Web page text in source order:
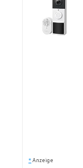
* Anzeige